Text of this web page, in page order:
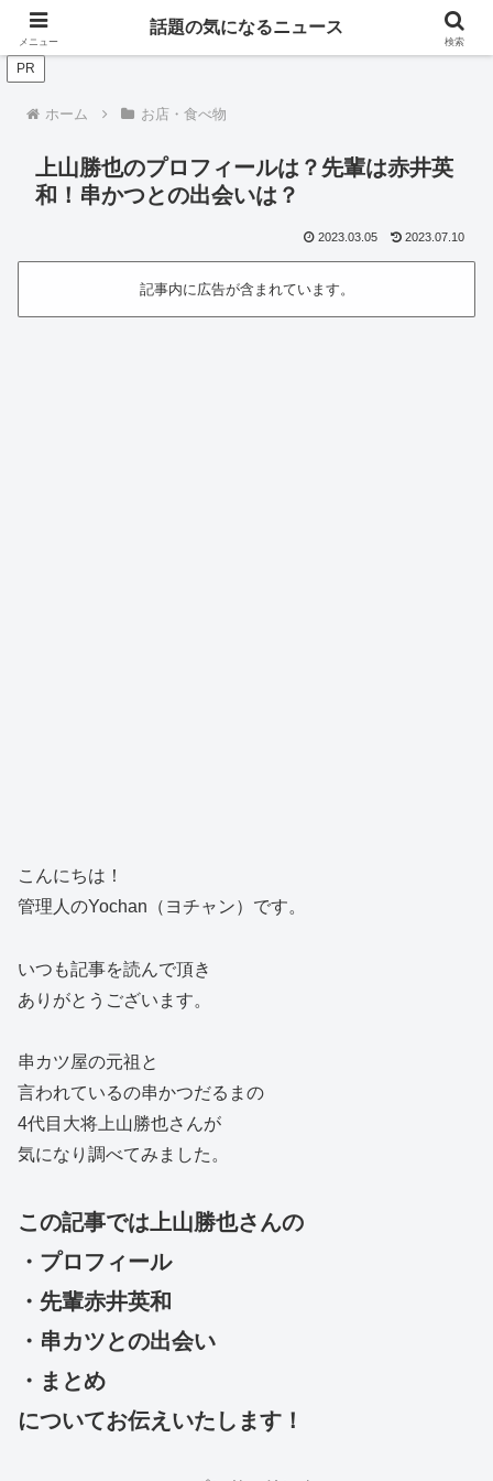
世の中の話題のニュースをいち早くお届けします！
PR
ホーム お店・食べ物
上山勝也のプロフィールは？先輩は赤井英
和！串かつとの出会いは？
2023.03.05 2023.07.10
記事内に広告が含まれています。
こんにちは！
管理人のYochan（ヨチャン）です。
いつも記事を読んで頂き
ありがとうございます。
串カツ屋の元祖と
言われているの串かつだるまの
4代目大将上山勝也さんが
気になり調べてみました。
この記事では上山勝也さんの
・プロフィール
・先輩赤井英和
・串カツとの出会い
・まとめ
についてお伝えいたします！
メニュー
話題の気になるニュース
検索